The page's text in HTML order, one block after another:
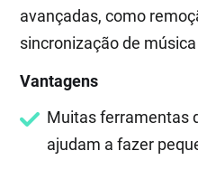
avançadas, como
sincronização de
Vantagens
Muitas ferramentas
ajudam a fazer